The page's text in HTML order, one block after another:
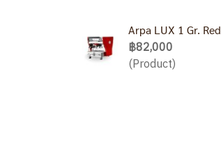
Arpa LUX 1 Gr. Red
฿82,000
(Product)